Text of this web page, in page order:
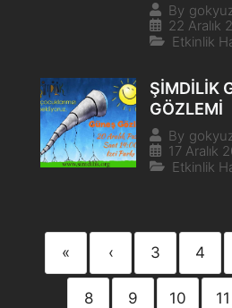
By
22 Aralık
Etkinlik
ŞİMDİLİK
GÖZLEMİ
By
17 Aralık
Etkinlik
« ‹ 3 4
8 9 10 11